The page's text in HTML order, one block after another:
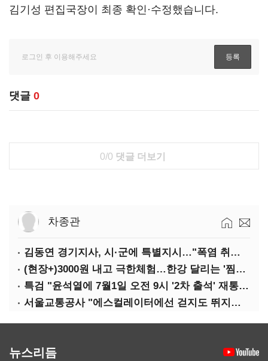
김기성 편집국장이 최종 확인·수정했습니다.
댓글 0
0/0 댓글 더보기
차종관
김동연 경기지사, 시·군에 특별지시…"폭염 취약계층 안전대책 강화"
(현장+)3000원 내고 극한체험…한강 달리는 '찜통버스'
특검 "윤석열에 7월1일 오전 9시 '2차 출석' 재통보"
서울교통공사 "에스컬레이터에선 걷지도 뛰지도 말아주세요"
뉴스리듬